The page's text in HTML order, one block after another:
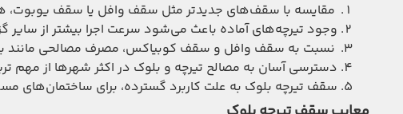
مقایسه با سقف‌های جدیدتر مثل سقف وافل یا سقف یوبوت،
وجود تیرچه‌های آماده باعث می‌شود سرعت اجرا بیشتر از سایر
نسبت به سقف وافل و سقف کوبیاکس، مصرف مصالحی مانند
دسترسی آسان به مصالح تیرچه و بلوک در اکثر شهرها از
سقف تیرچه بلوک به علت کاربرد گسترده، برای ساختمان‌های